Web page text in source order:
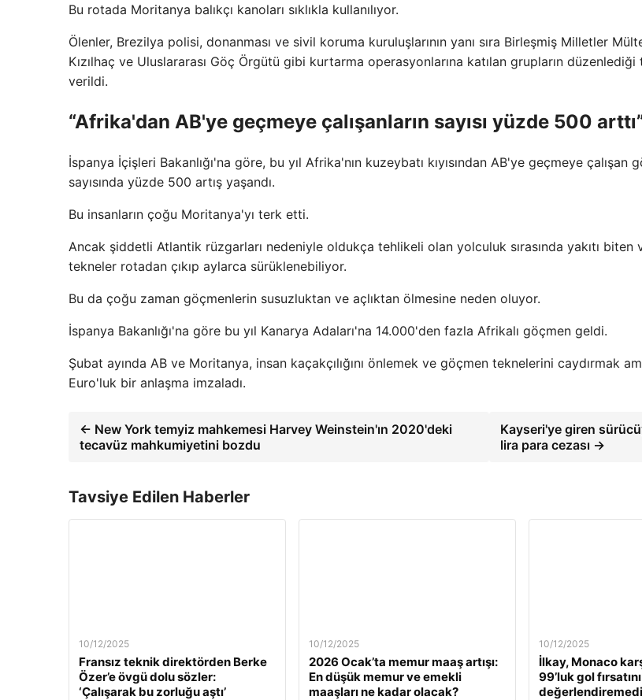
Bu rotada Moritanya balıkçı kanoları sıklıkla kullanılıyor.
Ölenler, Brezilya polisi, donanması ve sivil koruma kuruluşlarının yanı sıra Birleşmiş Milletler
Kızılhaç ve Uluslararası Göç Örgütü gibi kurtarma operasyonlarına katılan grupların
verildi.
“Afrika'dan AB'ye geçmeye çalışanların sayısı yüzde 500
İspanya İçişleri Bakanlığı'na göre, bu yıl Afrika'nın kuzeybatı kıyısından AB'ye geçmeye çalışan
sayısında yüzde 500 artış yaşandı.
Bu insanların çoğu Moritanya'yı terk etti.
Ancak şiddetli Atlantik rüzgarları nedeniyle oldukça tehlikeli olan yolculuk sırasında yakıtı biten
tekneler rotadan çıkıp aylarca sürüklenebiliyor.
Bu da çoğu zaman göçmenlerin susuzluktan ve açlıktan ölmesine neden oluyor.
İspanya Bakanlığı'na göre bu yıl Kanarya Adaları'na 14.000'den fazla Afrikalı göçmen geldi.
Şubat ayında AB ve Moritanya, insan kaçakçılığını önlemek ve göçmen teknelerini caydırmak
Euro'luk bir anlaşma imzaladı.
← New York temyiz mahkemesi Harvey Weinstein'ın 2020'deki
tecavüz mahkumiyetini bozdu
Kayseri'ye giren
lira para cezası →
Tavsiye Edilen Haberler
10/12/2025
Fransız teknik direktörden Berke
Özer’e övgü dolu sözler:
‘Çalışarak bu zorluğu aştı’
10/12/2025
2026 Ocak’ta memur maaş artışı:
En düşük memur ve emekli
maaşları ne kadar olacak?
10/12/2025
İlkay, Monaco
99’luk gol fırsatını